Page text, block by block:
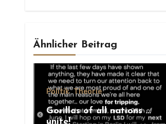
Ähnlicher Beitrag
Politik Theorie
Gorillas of all nations …
unite!